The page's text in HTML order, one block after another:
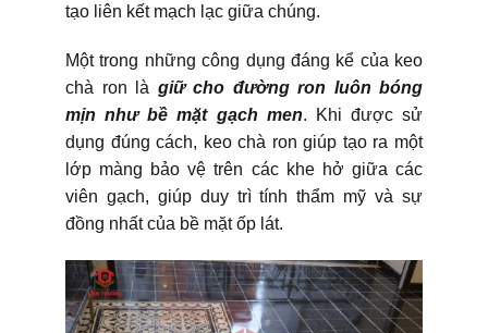
tạo liên kết mạch lạc giữa chúng.
Một trong những công dụng đáng kể của keo
chà ron là giữ cho đường ron luôn bóng
mịn như bề mặt gạch men. Khi được sử
dụng đúng cách, keo chà ron giúp tạo ra một
lớp màng bảo vệ trên các khe hở giữa các
viên gạch, giúp duy trì tính thẩm mỹ và sự
đồng nhất của bề mặt ốp lát.